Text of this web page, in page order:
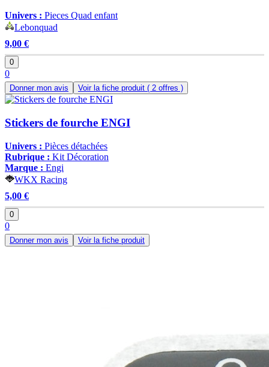
Univers : Pieces Quad enfant
Lebonquad
9,00 €
0
0
Donner mon avis Voir la fiche produit ( 2 offres )
Stickers de fourche ENGI
Univers : Pièces détachées
Rubrique : Kit Décoration
Marque : Engi
WKX Racing
5,00 €
0
0
Donner mon avis Voir la fiche produit